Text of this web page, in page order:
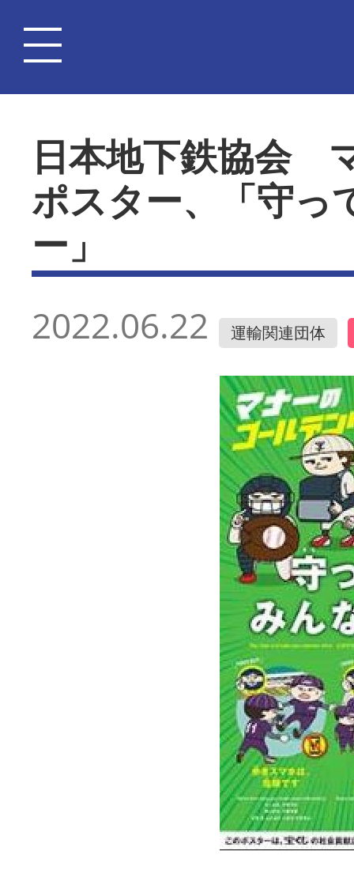
日本地下鉄協会
ポスター、「守
ー」
2022.06.22 運輸関連団体